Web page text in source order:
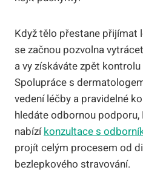
Když tělo přestane přijímat
se začnou pozvolna
a vy získáváte zpět
Spolupráce s
vedení léčby a pravidelné
hledáte odbornou
nabízíkonzultace s
projít celým procesem od
bezlepkového stravování.